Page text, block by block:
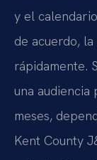
y el
de acuerdo,
rápidamente.
una audiencia
meses,
Kent County